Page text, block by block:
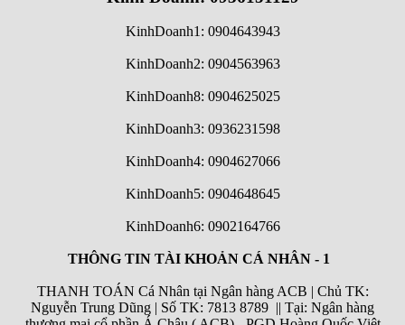
KinhDoanh1: 0904643943
KinhDoanh2: 0904563963
KinhDoanh8: 0904625025
KinhDoanh3: 0936231598
KinhDoanh4: 0904627066
KinhDoanh5: 0904648645
KinhDoanh6: 0902164766
THÔNG TIN TÀI KHOẢN CÁ NHÂN - 1
THANH TOÁN Cá Nhân tại Ngân hàng ACB | Chủ TK:
Nguyễn Trung Dũng | Số TK: 7813 8789 || Tại: Ngân hàng